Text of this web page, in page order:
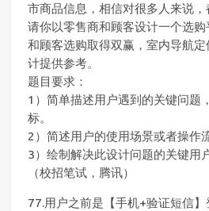
市商品信息，相信对很多人来说，
请你以零售商和顾客设计一个选
和顾客选购取得双赢，室内导航
计提供参考。
题目要求：
1）简单描述用户遇到的关键问题
标。
2）简述用户的使用场景或者操作
3）绘制解决此设计问题的关键用
（校招笔试，腾讯）
77.用户之前是【手机+验证短信